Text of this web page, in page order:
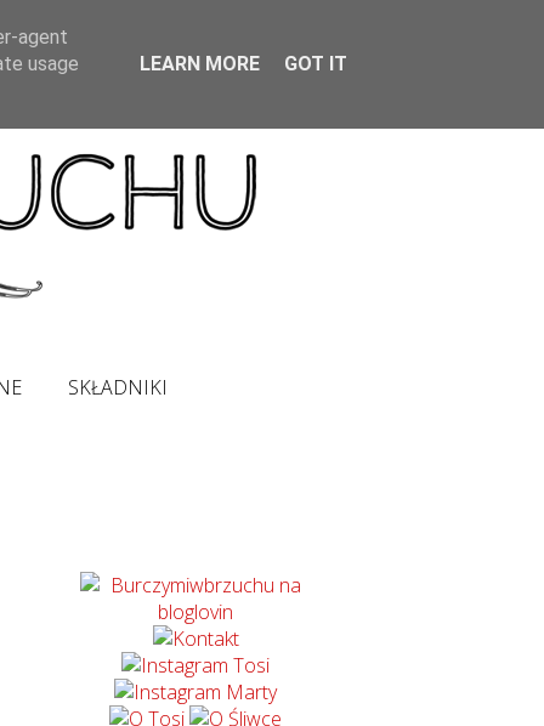
SKŁADNIKI
agent
usage
LEARN MORE GOT IT